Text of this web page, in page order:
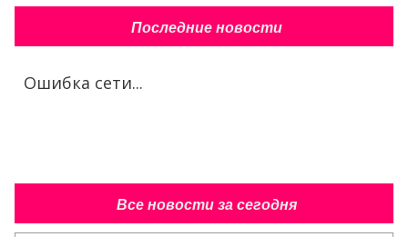
Последние новости
Ошибка сети...
Все новости за сегодня